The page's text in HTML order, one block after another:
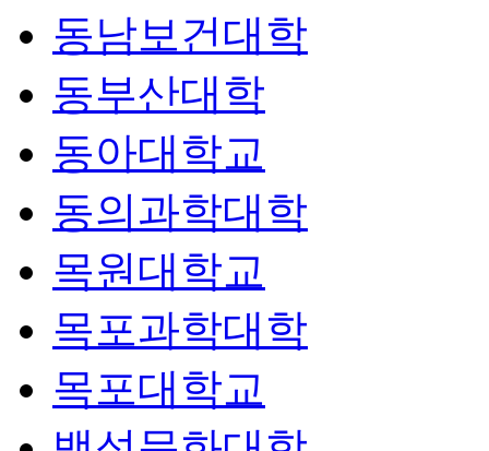
동남보건대학
동부산대학
동아대학교
동의과학대학
목원대학교
목포과학대학
목포대학교